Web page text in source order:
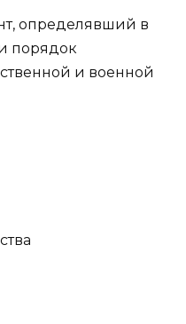
определявший в
порядок
и военной